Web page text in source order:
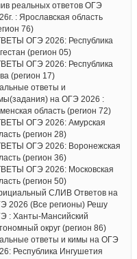
реальных ответов ОГЭ
: Ярославская область
76)
ОГЭ 2026: Республика
(регион 05)
ОГЭ 2026: Республика
(регион 17)
ответы и
на ОГЭ 2026 :
область (регион 72)
ОГЭ 2026: Амурская
(регион 28)
ОГЭ 2026: Воронежская
(регион 36)
ОГЭ 2026: Московская
(регион 50)
СЛИВ Ответов на
2026 (Все регионы) Решу
: Ханты-Мансийский
округ (регион 86)
ответы и кимы на ОГЭ
Республика Ингушетия